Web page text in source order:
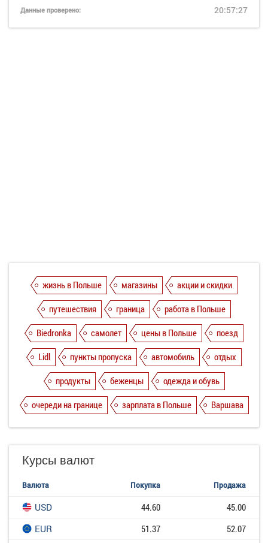
Данные проверено: 20:57:27
жизнь в Польше магазины
акции и скидки
путешествия
граница
работа в Польше
Biedronka
самолет цены в Польше
поезд
Lidl
пункты пропуска автомобиль
отдых
продукты
беженцы
одежда и обувь
очереди на границе
зарплата в Польше Варшава
Курсы валют
Валюта Покупка Продажа
USD 44.60
45.00
EUR
51.37
52.07